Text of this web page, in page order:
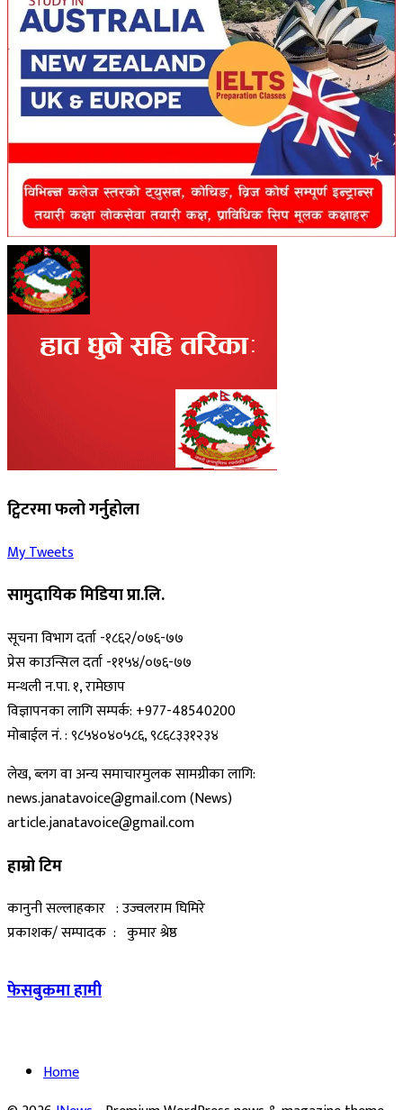
ट्विटरमा फलो गर्नुहोला
My Tweets
सामुदायिक मिडिया प्रा.लि.
सूचना विभाग दर्ता -१८६२/०७६-७७
प्रेस काउन्सिल दर्ता -११५४/०७६-७७
मन्थली न.पा. १, रामेछाप
विज्ञापनका लागि सम्पर्क: +977-48540200
मोबाईल नं. : ९८५४०४०५८६, ९८६८३३१२३४
लेख, ब्लग वा अन्य समाचारमुलक सामग्रीका लागि:
news.janatavoice@gmail.com (News)
article.janatavoice@gmail.com
हाम्रो टिम
कानुनी सल्लाहकार : उज्वलराम घिमिरे
प्रकाशक/ सम्पादक : कुमार श्रेष्ठ
फेसबुकमा हामी
Home